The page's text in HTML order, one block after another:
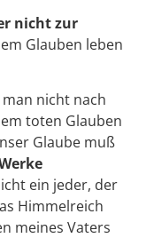
nicht zur
Glauben leben
nicht nach
toten Glauben
Glaube muß
ein jeder, der
Himmelreich
meines Vaters